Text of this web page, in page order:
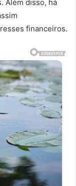
Além disso, há
financeiros.